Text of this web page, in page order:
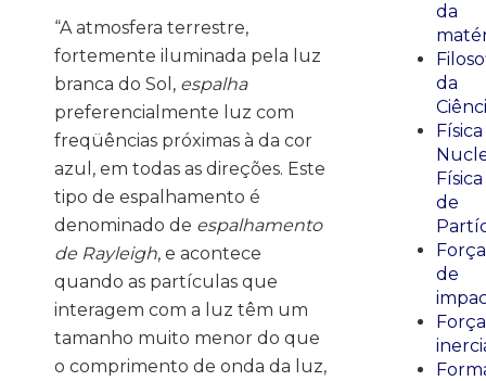
“A atmosfera terrestre,
fortemente iluminada pela luz
branca do Sol, espalha
preferencialmente luz com
freqüências próximas à da cor
azul, em todas as direções. Este
tipo de espalhamento é
denominado de espalhamento
de Rayleigh, e acontece
quando as partículas que
interagem com a luz têm um
tamanho muito menor do que
o comprimento de onda da luz,
da
da
Física
Física
de
Força
de